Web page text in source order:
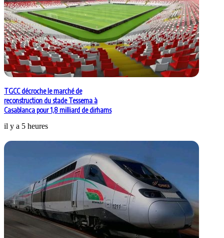
TGCC décroche le marché de
reconstruction du stade Tessema à
Casablanca pour 1,8 milliard de dirhams
il y a 5 heures